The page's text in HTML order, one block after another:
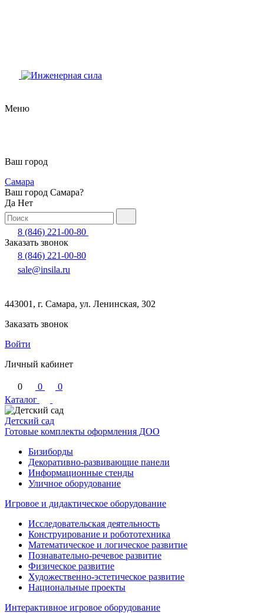
Меню
Ваш город
Самара
Ваш город Самара?
Да Нет
8 (846) 221-00-80
Заказать звонок
8 (846) 221-00-80
sale@insila.ru
443001, г. Самара, ул. Ленинская, 302
Заказать звонок
Войти
Личный кабинет
0 0
0
Каталог
Детский сад
Готовые комплекты оформления ДОО
Бизиборды
Декоративно-развивающие панели
Информационные стенды
Уличное оборудование
Игровое и дидактическое оборудование
Исследовательская деятельность
Конструирование и робототехника
Математическое и логическое развитие
Познавательно-речевое развитие
Физическое развитие
Художественно-эстетическое развитие
Национальные проекты
Интерактивное игровое оборудование